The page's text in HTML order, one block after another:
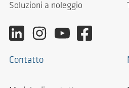
Soluzioni a noleggio
Contatto